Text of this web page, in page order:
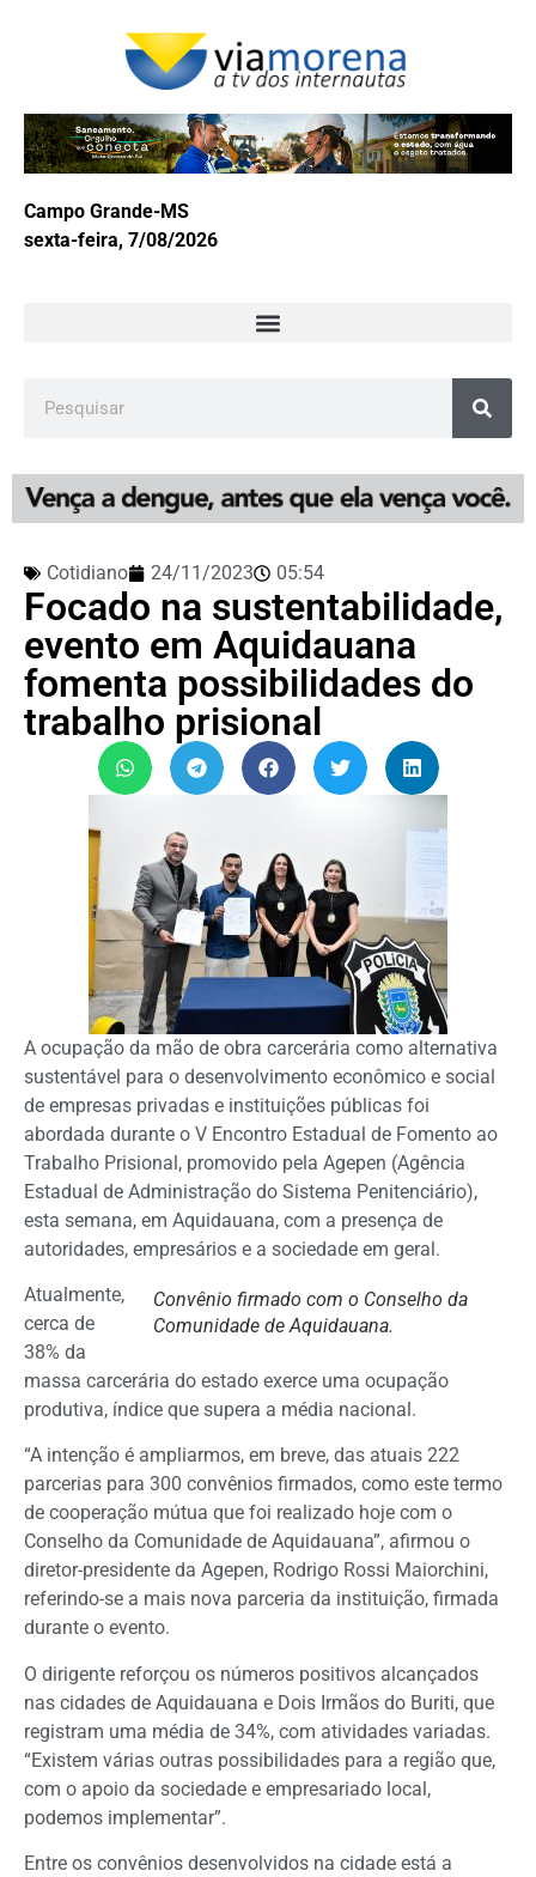
Campo Grande-MS
sexta-feira, 7/08/2026
Cotidiano 24/11/2023 05:54
Focado na sustentabilidade,
evento em Aquidauana
fomenta possibilidades do
trabalho prisional
A ocupação da mão de obra carcerária como alternativa
sustentável para o desenvolvimento econômico e social
de empresas privadas e instituições públicas foi
abordada durante o V Encontro Estadual de Fomento ao
Trabalho Prisional, promovido pela Agepen (Agência
Estadual de Administração do Sistema Penitenciário),
esta semana, em Aquidauana, com a presença de
autoridades, empresários e a sociedade em geral.
Convênio firmado com o Conselho da
Comunidade de Aquidauana.
Atualmente,
cerca de
38% da
massa carcerária do estado exerce uma ocupação
produtiva, índice que supera a média nacional.
“A intenção é ampliarmos, em breve, das atuais 222
parcerias para 300 convênios firmados, como este termo
de cooperação mútua que foi realizado hoje com o
Conselho da Comunidade de Aquidauana”, afirmou o
diretor-presidente da Agepen, Rodrigo Rossi Maiorchini,
referindo-se a mais nova parceria da instituição, firmada
durante o evento.
O dirigente reforçou os números positivos alcançados
nas cidades de Aquidauana e Dois Irmãos do Buriti, que
registram uma média de 34%, com atividades variadas.
“Existem várias outras possibilidades para a região que,
com o apoio da sociedade e empresariado local,
podemos implementar”.
Entre os convênios desenvolvidos na cidade está a